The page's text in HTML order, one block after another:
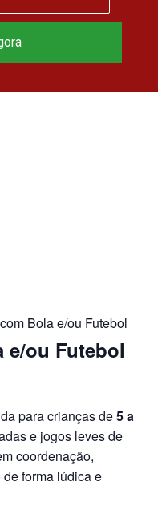
Bola e/ou Futebol
e/ou Futebol
para crianças de5 a
e jogos leves de
coordenação,
forma lúdica e